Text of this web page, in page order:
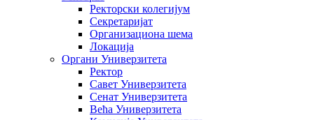
Ректорски колегијум
Секретаријат
Организациона шема
Локација
Органи Универзитета
Ректор
Савет Универзитета
Сенат Универзитета
Већа Универзитета